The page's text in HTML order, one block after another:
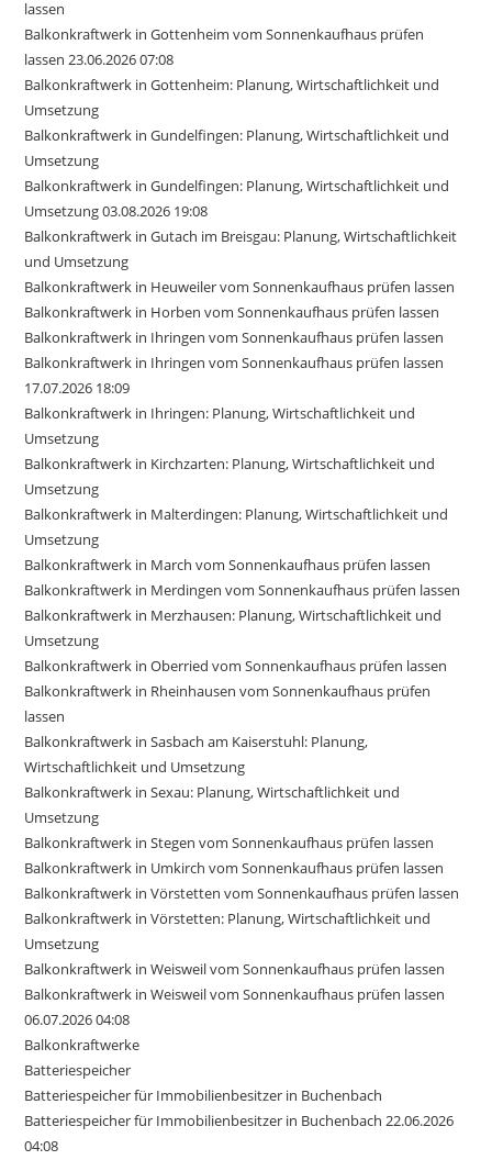
lassen
Balkonkraftwerk in Gottenheim vom Sonnenkaufhaus prüfen
lassen 23.06.2026 07:08
Balkonkraftwerk in Gottenheim: Planung, Wirtschaftlichkeit und
Umsetzung
Balkonkraftwerk in Gundelfingen: Planung, Wirtschaftlichkeit und
Umsetzung
Balkonkraftwerk in Gundelfingen: Planung, Wirtschaftlichkeit und
Umsetzung 03.08.2026 19:08
Balkonkraftwerk in Gutach im Breisgau: Planung, Wirtschaftlichkeit
und Umsetzung
Balkonkraftwerk in Heuweiler vom Sonnenkaufhaus prüfen lassen
Balkonkraftwerk in Horben vom Sonnenkaufhaus prüfen lassen
Balkonkraftwerk in Ihringen vom Sonnenkaufhaus prüfen lassen
Balkonkraftwerk in Ihringen vom Sonnenkaufhaus prüfen lassen
17.07.2026 18:09
Balkonkraftwerk in Ihringen: Planung, Wirtschaftlichkeit und
Umsetzung
Balkonkraftwerk in Kirchzarten: Planung, Wirtschaftlichkeit und
Umsetzung
Balkonkraftwerk in Malterdingen: Planung, Wirtschaftlichkeit und
Umsetzung
Balkonkraftwerk in March vom Sonnenkaufhaus prüfen lassen
Balkonkraftwerk in Merdingen vom Sonnenkaufhaus prüfen lassen
Balkonkraftwerk in Merzhausen: Planung, Wirtschaftlichkeit und
Umsetzung
Balkonkraftwerk in Oberried vom Sonnenkaufhaus prüfen lassen
Balkonkraftwerk in Rheinhausen vom Sonnenkaufhaus prüfen
lassen
Balkonkraftwerk in Sasbach am Kaiserstuhl: Planung,
Wirtschaftlichkeit und Umsetzung
Balkonkraftwerk in Sexau: Planung, Wirtschaftlichkeit und
Umsetzung
Balkonkraftwerk in Stegen vom Sonnenkaufhaus prüfen lassen
Balkonkraftwerk in Umkirch vom Sonnenkaufhaus prüfen lassen
Balkonkraftwerk in Vörstetten vom Sonnenkaufhaus prüfen lassen
Balkonkraftwerk in Vörstetten: Planung, Wirtschaftlichkeit und
Umsetzung
Balkonkraftwerk in Weisweil vom Sonnenkaufhaus prüfen lassen
Balkonkraftwerk in Weisweil vom Sonnenkaufhaus prüfen lassen
06.07.2026 04:08
Balkonkraftwerke
Batteriespeicher
Batteriespeicher für Immobilienbesitzer in Buchenbach
Batteriespeicher für Immobilienbesitzer in Buchenbach 22.06.2026
04:08